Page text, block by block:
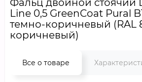
Фальц двойной стоячий
Line 0,5 GreenCoat Pural
темно-коричневый (RAL
коричневый)
Все о товаре